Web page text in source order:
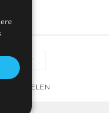
PORSELEN